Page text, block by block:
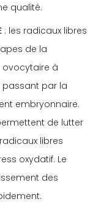
qualité.
: les radicaux libres
de la
à
passant par la
embryonnaire.
de lutter
libres
oxydatif. Le
des